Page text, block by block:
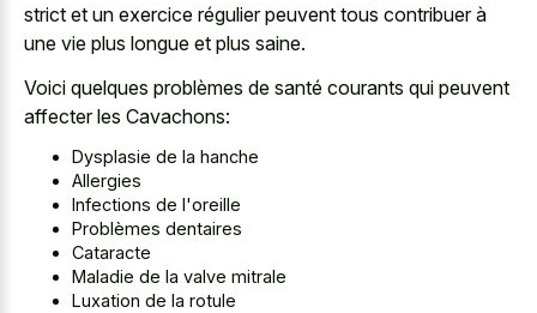
strict et un exercice régulier peuvent tous contribuer à
une vie plus longue et plus saine.
Voici quelques problèmes de santé courants qui peuvent
affecter les Cavachons:
Dysplasie de la hanche
Allergies
Infections de l'oreille
Problèmes dentaires
Cataracte
Maladie de la valve mitrale
Luxation de la rotule